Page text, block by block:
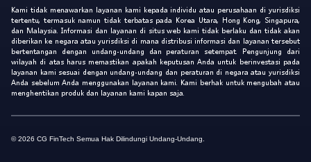
Kami tidak menawarkan layanan kami kepada individu atau perusahaan di yurisdiksi
tertentu, termasuk namun tidak terbatas pada Korea Utara, Hong Kong, Singapura,
dan Malaysia. Informasi dan layanan di situs web kami tidak berlaku dan tidak akan
diberikan ke negara atau yurisdiksi di mana distribusi informasi dan layanan tersebut
bertentangan dengan undang-undang dan peraturan setempat. Pengunjung dari
wilayah di atas harus memastikan apakah keputusan Anda untuk berinvestasi pada
layanan kami sesuai dengan undang-undang dan peraturan di negara atau yurisdiksi
Anda sebelum Anda menggunakan layanan kami. Kami berhak untuk mengubah atau
menghentikan produk dan layanan kami kapan saja.
© 2026 CG FinTech Semua Hak Dilindungi Undang-Undang.